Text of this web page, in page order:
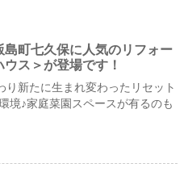
島町七久保に人気のリフォー
ス＞が登場です！
新たに生まれ変わったリセット
境♪家庭菜園スペースが有るのも